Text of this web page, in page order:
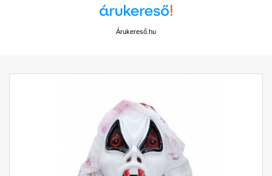
Árukereső.hu